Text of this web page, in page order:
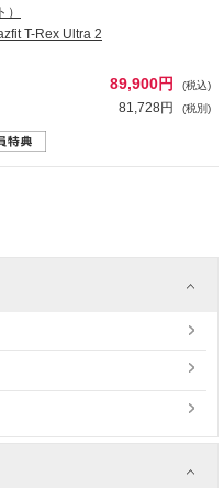
T-Rex Ultra 2
89,900円 (税込)
81,728円 (税別)